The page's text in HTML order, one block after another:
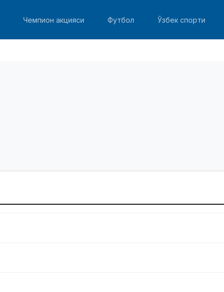
Чемпион акцияси Футбол Ўзбек спорти